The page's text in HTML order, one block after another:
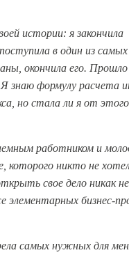
истории: я закончила
в один из
окончила его.
Я знаю формулу расчета
но стала ли я от этого
работником и
которого никто не
свое дело никак не
бизнес-
самых нужных для